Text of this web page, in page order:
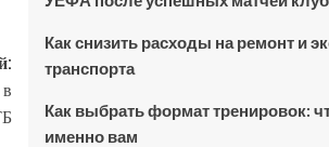
Как снизить расходы на ремонт и
транспорта
Как выбрать формат тренировок:
именно вам